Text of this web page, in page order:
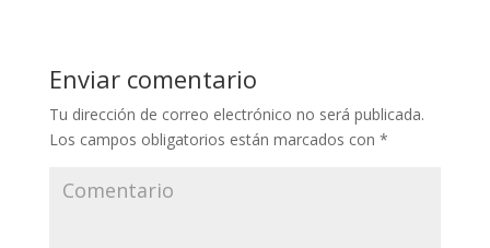
Enviar comentario
Tu dirección de correo electrónico no será publicada.
Los campos obligatorios están marcados con *